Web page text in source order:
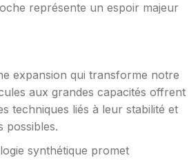
représente un espoir majeur
expansion qui transforme notre
aux grandes capacités offrent
techniques liés à leur stabilité et
possibles.
synthétique promet